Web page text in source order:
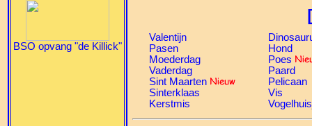
BSO opvang "de Killick"
Valentijn
Pasen
Moederdag
Vaderdag
Sint Maarten
Sinterklaas
Kerstmis
Hond
Poes
Paard
Pelicaan
Vis